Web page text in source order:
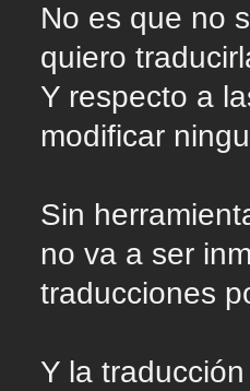
No es que no
quiero
Y respecto a
modificar
Sin
no va a ser
traducciones
Y la